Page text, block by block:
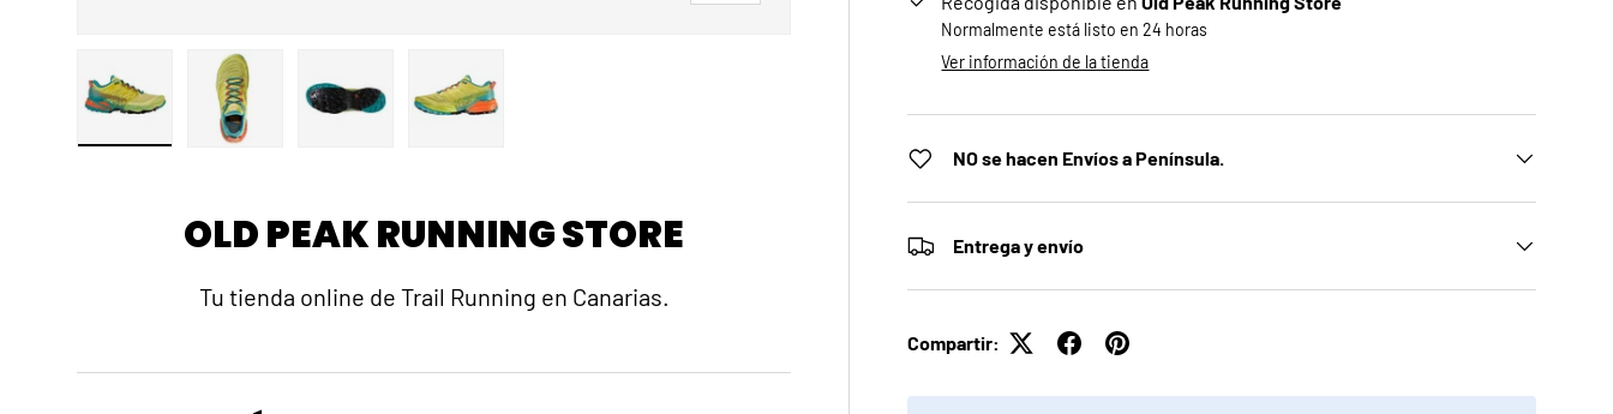
Normalmente está listo en 24 horas
Ver información de la tienda
NO se hacen Envíos a Península.
Entrega y envío
Compartir:
OLD PEAK RUNNING STORE
Tu tienda online de Trail Running en Canarias.